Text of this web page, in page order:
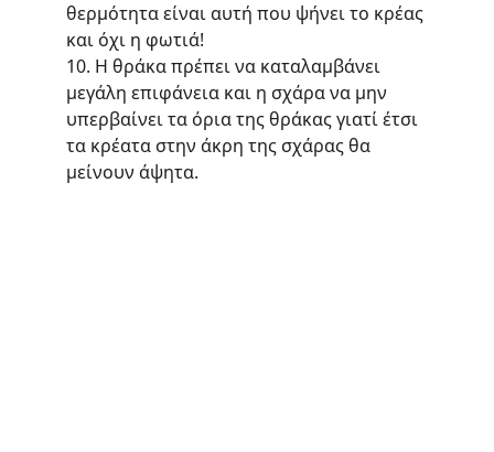
θερμότητα είναι αυτή που ψήνει το κρέας
και όχι η φωτιά!
10. Η θράκα πρέπει να καταλαμβάνει
μεγάλη επιφάνεια και η σχάρα να μην
υπερβαίνει τα όρια της θράκας γιατί έτσι
τα κρέατα στην άκρη της σχάρας θα
μείνουν άψητα.